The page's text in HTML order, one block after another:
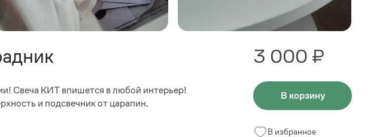
Свеча КИТ впишется в любой интерьер!
и подсвечник от царапин.
3 000 ₽
В корзину
В избранное